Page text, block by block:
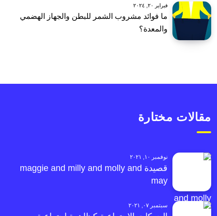
فبراير ٢٠, ٢٠٢٤
ما فوائد مشروب الشمر للبطن والجهاز الهضمي
والمعدة؟
مقالات مختارة
نوفمبر ١٠, ٢٠٢١
قصيدة maggie and milly and molly and
may
سبتمبر ٠٧, ٢٠٢١